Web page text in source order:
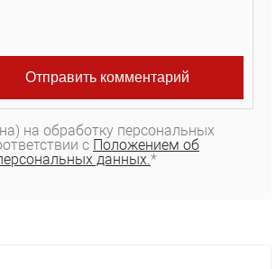
на обработку персональных
с Положением об
данных.*